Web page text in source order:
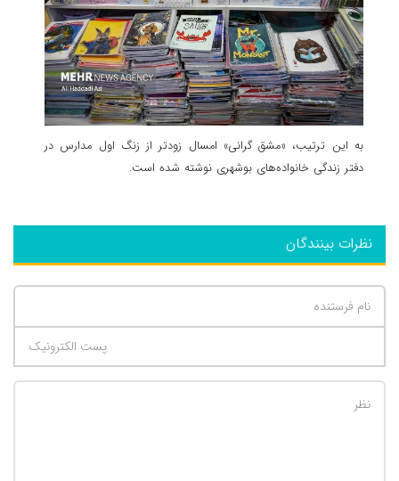
به این ترتیب، «مشق گرانی» امسال زودتر از زنگ اول مدارس در
دفتر زندگی خانواده‌های بوشهری نوشته شده است.
نظرات بینندگان